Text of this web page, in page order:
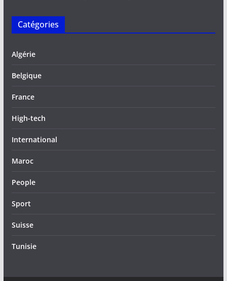
Catégories
Algérie
Belgique
France
High-tech
International
Maroc
People
Sport
Suisse
Tunisie